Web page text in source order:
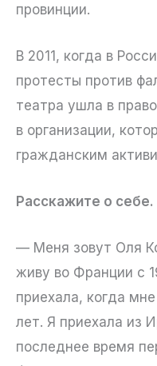
провинции.
В 2011, когда в
протесты против
театра ушла в
в организации,
гражданским
Расскажите о себе.
— Меня зовут Оля
живу во Франции с
приехала, когда
лет. Я приехала из
последнее время